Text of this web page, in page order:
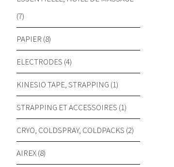
(7)
PAPIER (8)
ELECTRODES (4)
KINESIO TAPE, STRAPPING (1)
STRAPPING ET ACCESSOIRES (1)
CRYO, COLDSPRAY, COLDPACKS (2)
AIREX (8)